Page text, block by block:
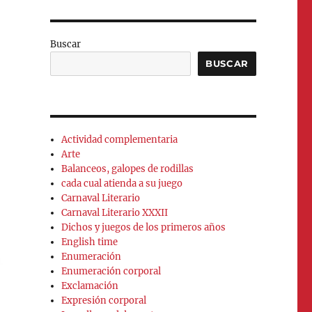
Buscar
BUSCAR
Actividad complementaria
Arte
Balanceos, galopes de rodillas
cada cual atienda a su juego
Carnaval Literario
Carnaval Literario XXXII
Dichos y juegos de los primeros años
English time
Enumeración
Enumeración corporal
Exclamación
Expresión corporal